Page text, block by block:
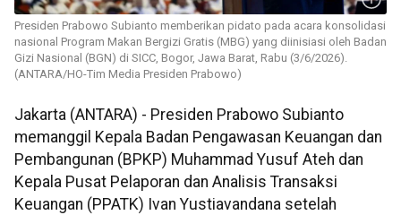
Presiden Prabowo Subianto memberikan pidato pada acara konsolidasi
nasional Program Makan Bergizi Gratis (MBG) yang diinisiasi oleh Badan
Gizi Nasional (BGN) di SICC, Bogor, Jawa Barat, Rabu (3/6/2026).
(ANTARA/HO-Tim Media Presiden Prabowo)
Jakarta (ANTARA) - Presiden Prabowo Subianto
memanggil Kepala Badan Pengawasan Keuangan dan
Pembangunan (BPKP) Muhammad Yusuf Ateh dan
Kepala Pusat Pelaporan dan Analisis Transaksi
Keuangan (PPATK) Ivan Yustiavandana setelah